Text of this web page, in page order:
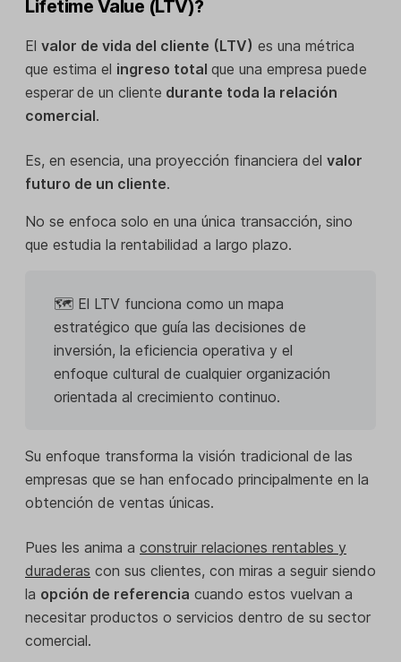
Lifetime Value (LTV)?
El valor de vida del cliente (LTV) es una métrica
que estima el ingreso total que una empresa puede
esperar de un cliente durante toda la relación
comercial.
Es, en esencia, una proyección financiera del valor
futuro de un cliente.
No se enfoca solo en una única transacción, sino
que estudia la rentabilidad a largo plazo.
🗺️ El LTV funciona como un mapa
estratégico que guía las decisiones de
inversión, la eficiencia operativa y el
enfoque cultural de cualquier organización
orientada al crecimiento continuo.
Su enfoque transforma la visión tradicional de las
empresas que se han enfocado principalmente en la
obtención de ventas únicas.
Pues les anima a construir relaciones rentables y
duraderas con sus clientes, con miras a seguir siendo
la opción de referencia cuando estos vuelvan a
necesitar productos o servicios dentro de su sector
comercial.